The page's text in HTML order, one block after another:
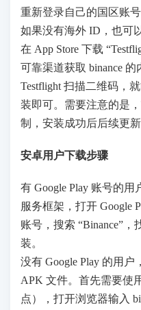
重新登录自己的国区账
如果没有海外 ID，也可
在 App Store 下载
可靠渠道获取 binance
Testflight 扫描二维码，
装即可。需要注意的是
制，安装成功后后续更新
安卓用户下载步骤
有 Google Play 账号的
服务框架，打开 Google
账号，搜索 “Binance”
装。
没有 Google Play 的用户
APK 文件。首先需要使
点），打开浏览器输入